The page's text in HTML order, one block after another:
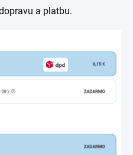
a platbu.